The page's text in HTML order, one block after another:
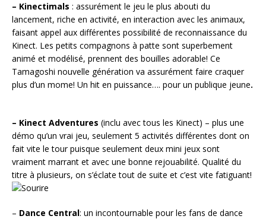
– Kinectimals : assurément le jeu le plus abouti du
lancement, riche en activité, en interaction avec les animaux,
faisant appel aux différentes possibilité de reconnaissance du
Kinect. Les petits compagnons à patte sont superbement
animé et modélisé, prennent des bouilles adorable! Ce
Tamagoshi nouvelle génération va assurément faire craquer
plus d’un mome! Un hit en puissance…. pour un publique jeune.
– Kinect Adventures (inclu avec tous les Kinect) – plus une
démo qu’un vrai jeu, seulement 5 activités différentes dont on
fait vite le tour puisque seulement deux mini jeux sont
vraiment marrant et avec une bonne rejouabilité. Qualité du
titre à plusieurs, on s’éclate tout de suite et c’est vite fatiguant!
– Dance Central: un incontournable pour les fans de dance